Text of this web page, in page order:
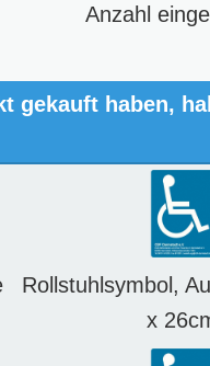
Anzahl
gekauft haben,
Rollstuhlsymbol,
x